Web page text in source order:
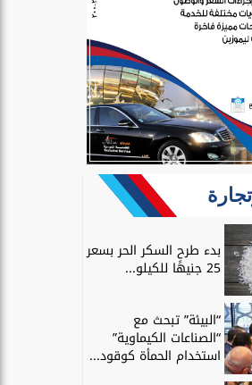
بدء طرح السكر الحر بسعر
25 جنيهًا للكيلو...
“البيئة” تبحث مع
“الصناعات الكيماوية”
استخدام الحمأة كوقود...